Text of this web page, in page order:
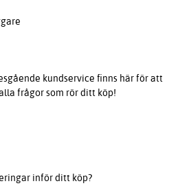
kundservice finns här för att
frågor som rör ditt köp!
inför ditt köp?